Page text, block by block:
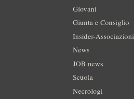
Giovani
Giunta e Consiglio
Insider-Associazioni
News
JOB news
Scuola
Necrologi